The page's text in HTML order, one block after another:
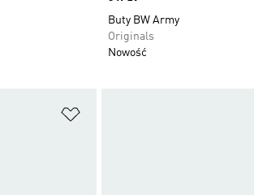
Buty BW Army
Originals
Nowość